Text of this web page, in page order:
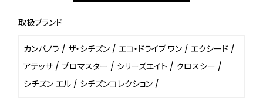
取扱ブランド
カンパノラ / ザ・シチズン / エコ・ドライブ ワン / エクシード /
アテッサ / プロマスター / シリーズエイト / クロスシー /
シチズン エル / シチズンコレクション /